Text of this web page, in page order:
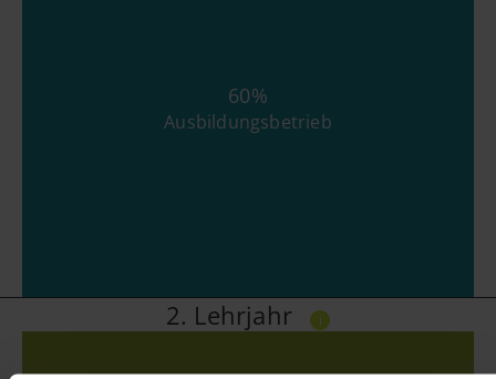
60%
Ausbildungsbetrieb
2. Lehrjahr i